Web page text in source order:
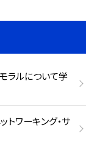
ラルについて学
トワーキング・サ